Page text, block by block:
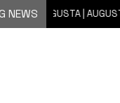
NEWS
AUGUSTA | AUGUSTA